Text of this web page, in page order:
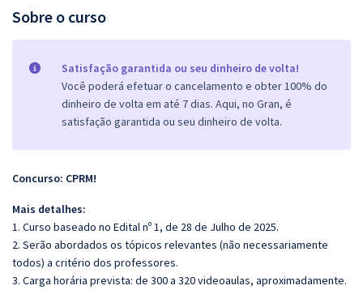
Sobre o curso
Satisfação garantida ou seu dinheiro de volta!
Você poderá efetuar o cancelamento e obter 100% do
dinheiro de volta em até 7 dias. Aqui, no Gran, é
satisfação garantida ou seu dinheiro de volta.
Concurso: CPRM!
Mais detalhes:
1. Curso baseado no Edital nº 1, de 28 de Julho de 2025.
2. Serão abordados os tópicos relevantes (não necessariamente
todos) a critério dos professores.
3. Carga horária prevista: de 300 a 320 videoaulas, aproximadamente.